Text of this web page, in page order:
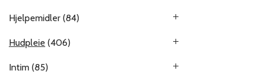
Hjelpemidler (84)
Hudpleie (406)
Intim (85)